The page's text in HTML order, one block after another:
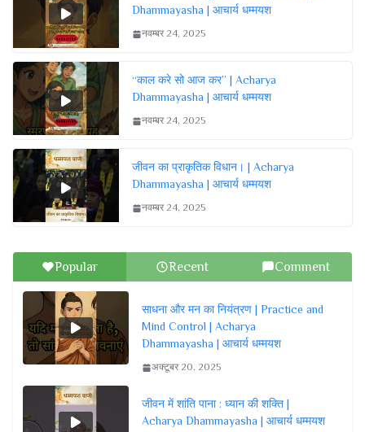
Dhammayasha | आचार्य धम्मयश
नवम्बर 24, 2025
“काल करे सो आज कर” | Acharya
Dhammayasha | आचार्य धम्मयश
नवम्बर 24, 2025
जीवन का प्राकृतिक विधान। | Acharya
Dhammayasha | आचार्य धम्मयश
नवम्बर 24, 2025
Popular Recent Comment
साधना और मन का नियंत्रण | Practice and
Mind Control | Acharya
Dhammayasha | आचार्य धम्मयश
अक्टूबर 20, 2025
जीवन में शांति पाना : ध्यान की शक्ति |
Acharya Dhammayasha | आचार्य धम्मयश